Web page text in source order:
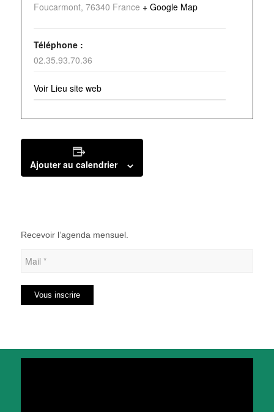
Foucarmont, 76340 France + Google Map
Téléphone :
02.35.93.70.36
Voir Lieu site web
Ajouter au calendrier
Recevoir l’agenda mensuel.